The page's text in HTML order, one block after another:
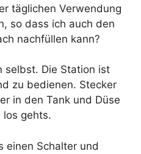
täglichen Verwendung
so dass ich auch den
nachfüllen kann?
selbst. Die Station ist
zu bedienen. Stecker
in den Tank und Düse
gehts.
einen Schalter und